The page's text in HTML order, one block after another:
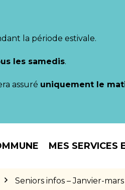
la période estivale.
les samedis.
assuré uniquement le
MES SERVICES
Seniors infos – Janvier-mars